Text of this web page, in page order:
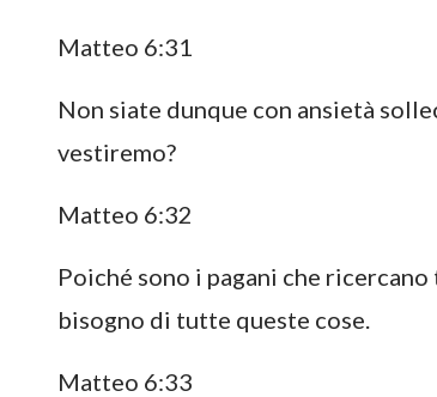
Matteo 6:31
Non siate dunque con ansietà
vestiremo?
Matteo 6:32
Poiché sono i pagani che
bisogno di tutte queste cose.
Matteo 6:33